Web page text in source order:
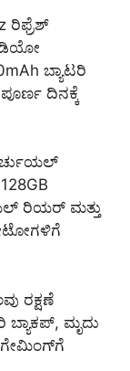
ರಿಫ್ರೆಶ್
ಬ್ಯಾಟರಿ
ದಿನಕ್ಕೆ
ರಿಯರ್ ಮತ್ತು
ರಕ್ಷಣೆ
ಬ್ಯಾಕಪ್, ಮೃದು
ಗೇಮಿಂಗ್‌ಗೆ